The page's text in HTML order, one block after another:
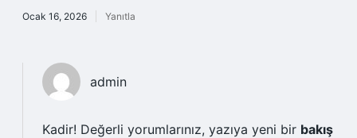
Ocak 16, 2026 Yanıtla
admin
Kadir! Değerli yorumlarınız, yazıya yeni bir bakış